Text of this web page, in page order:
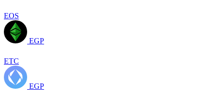
EOS
EGP
ETC
EGP